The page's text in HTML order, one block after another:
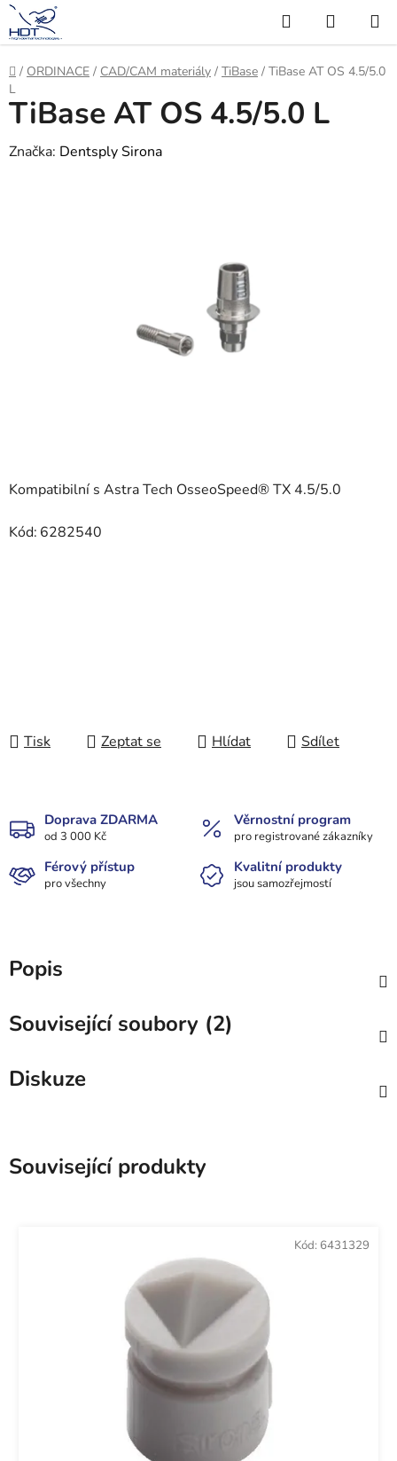
Přejít
na
obsah
Hledat
KOŠÍK
Domů
/ ORDINACE / CAD/CAM materiály / TiBase / TiBase AT OS 4.5/5.0
L
Kompatibilní s Astra Tech OsseoSpeed® TX 4.5/5.0
Kód: 6282540
Tisk Zeptat se Hlídat Sdílet
TiBase AT OS 4.5/5.0 L
Značka: Dentsply Sirona
Doprava ZDARMA
od 3 000 Kč
Věrnostní program
pro registrované zákazníky
Férový přístup
pro všechny
Kvalitní produkty
jsou samozřejmostí
Popis
Související soubory (2)
Diskuze
Související produkty
Kód: 6431329